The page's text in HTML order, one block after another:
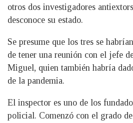
otros dos investigadores
desconoce su estado.
Se presume que los tres se
de tener una reunión con el jefe
Miguel, quien también habría
de la pandemia.
El inspector es uno de los
policial. Comenzó con el grado